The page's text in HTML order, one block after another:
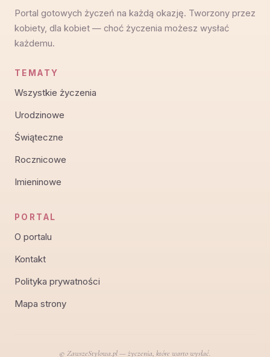
Portal gotowych życzeń na każdą okazję. Tworzony przez
kobiety, dla kobiet — choć życzenia możesz wysłać
każdemu.
TEMATY
Wszystkie życzenia
Urodzinowe
Świąteczne
Rocznicowe
Imieninowe
PORTAL
O portalu
Kontakt
Polityka prywatności
Mapa strony
© ZawszeStylowa.pl — życzenia, które warto wysłać.